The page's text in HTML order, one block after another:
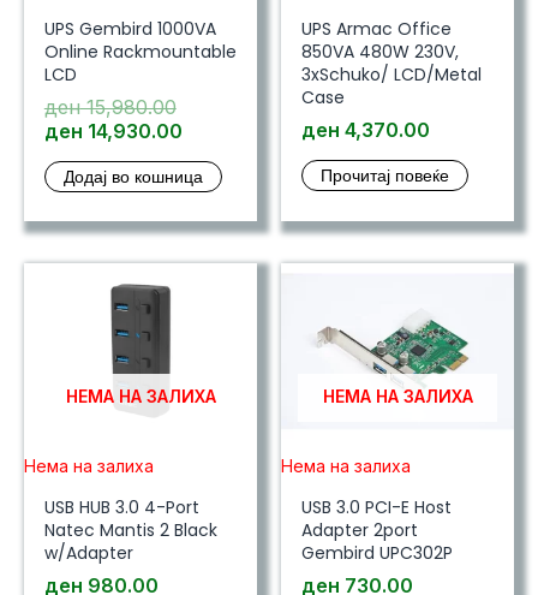
UPS Gembird 1000VA
Online Rackmountable
LCD
ден15,980.00Original
price
ден 15,980.00.
ден 14,930.00Current
is:
Додај во кошница
UPS Armac Office
850VA 480W 230V,
3xSchuko/ LCD/Metal
Case
ден 4,370.00
Прочитај повеќе
НЕМА НА ЗАЛИХА
Нема на залиха
USB HUB 3.0 4-Port
Natec Mantis 2 Black
w/Adapter
ден 980.00
НЕМА НА ЗАЛИХА
Нема на залиха
USB 3.0 PCI-E Host
Adapter 2port
Gembird UPC302P
ден 730.00